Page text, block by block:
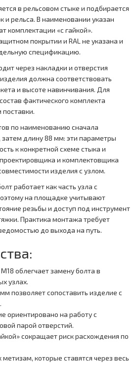
в рельсовом стыке и подбирается
и рельса. В наименовании указан
комплектации «с гайкой».
покрытии и RAL не указана и
спецификацию.
через накладки и отверстия
должна соответствовать
и высоте навинчивания. Для
фактического комплекта
по наименованию сначала
затем длину 88 мм: эти параметры
к конкретной схеме стыка и
и комплектовщика
изделия с узлом.
работает как часть узла с
на площадке учитывают
резьбы и доступ под инструмент
Практика монтажа требует
до выхода на путь.
облегчает замену болта в
узлах.
позволяет сопоставить изделие с
ориентировано на работу с
парой отверстий.
сокращает риск расхождения по
метизам, которые ставятся через весь